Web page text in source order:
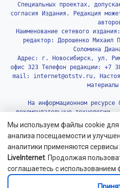
Мы используем файлы cookie для
анализа посещаемости и
аналитики применяются сервисы
LiveInternet . Продолжая
соглашаетесь с использованием
Специальных проектах,
согласия Издания. Редакция
Наименование сетевого
редактор: Дорошенко Михаил
Соломина
Адрес: г. Новосибирск, ул.
офис 323 Телефон редакции:
mail: internet@otstv.ru,
На информационном
рекомендательные технологии -
предоставления информации на
и анализа сведений,
пользователей сети
Российской